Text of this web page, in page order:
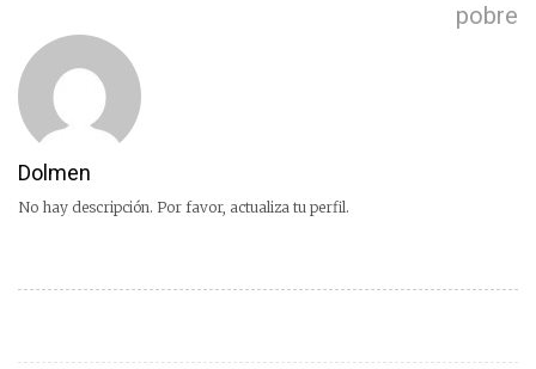
pobre
Dolmen
No hay descripción. Por favor, actualiza tu perfil.